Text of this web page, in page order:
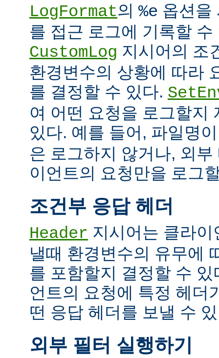
LogFormat의 %e 옵션을
를 접근 로그에 기록할 수
CustomLog 지시어의 조
환경변수의 상황에 따라
를 결정할 수 있다.
여 어떤 요청을 로그할지
있다. 예를 들어, 파일명
은 로그하지 않거나, 외
이언트의 요청만을 로그
조건부 응답 헤더
Header 지시어는 클라
낼때 환경변수의 유무에
를 포함할지 결정할 수
언트의 요청에 특정 헤더
떤 응답 헤더를 보낼 수
외부 필터 실행하기